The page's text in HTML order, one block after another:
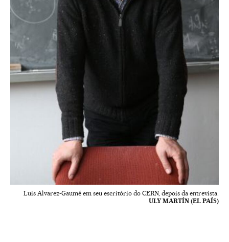
Luis Alvarez-Gaumé em seu escritório do CERN, depois da entrevista.
ULY MARTÍN (EL PAÍS)